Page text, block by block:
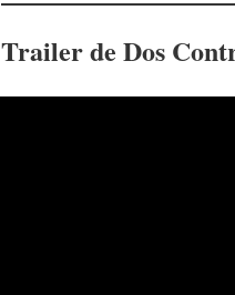
Trailer de Dos